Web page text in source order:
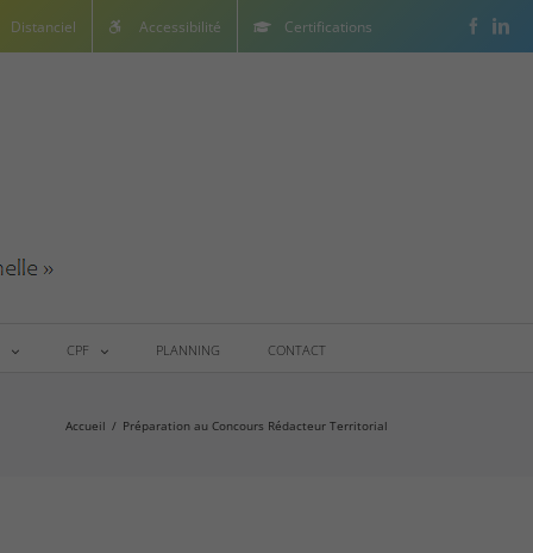
Distanciel Accessibilité Certifications
CPF PLANNING CONTACT
Accueil / Préparation au Concours Rédacteur Territorial